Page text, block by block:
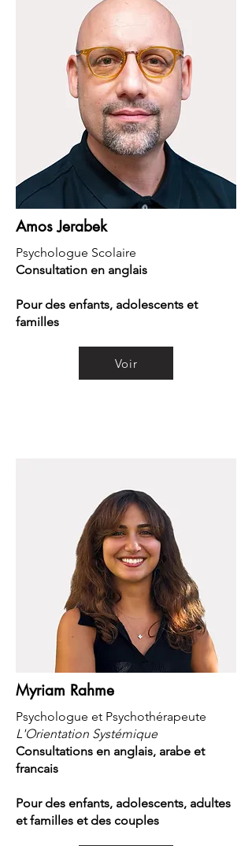
Amos Jerabek
Psychologue Scolaire
Consultation en anglais
Pour des enfants, adolescents et
familles
Voir
Myriam Rahme
Psychologue et Psychothérapeute
L'Orientation Systémique
Consultations en anglais, arabe et
francais
Pour des enfants, adolescents, adultes
et familles et des couples